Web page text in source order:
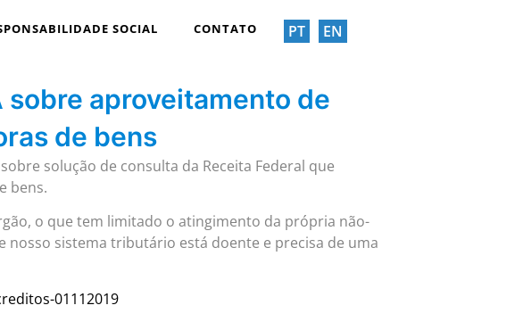
SOCIAL CONTATO PT EN
sobre aproveitamento de
de bens
sobre solução de consulta da Receita Federal que
bens.
o que tem limitado o atingimento da própria não-
nosso sistema tributário está doente e precisa de uma
01112019